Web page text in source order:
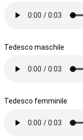
Tedesco maschile
Tedesco femminile